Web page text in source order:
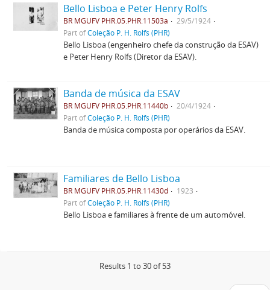
Bello Lisboa e Peter Henry Rolfs
BR MGUFV PHR.05.PHR.11503a
29/5/1924
Part ofColeção P. H. Rolfs (PHR)
Bello Lisboa (engenheiro chefe da construção da ESAV)
e Peter Henry Rolfs (Diretor da ESAV).
Banda de música da ESAV
BR MGUFV PHR.05.PHR.11440b
20/4/1924
Part ofColeção P. H. Rolfs (PHR)
Banda de música composta por operários da ESAV.
Familiares de Bello Lisboa
BR MGUFV PHR.05.PHR.11430d
1923
Part ofColeção P. H. Rolfs (PHR)
Bello Lisboa e familiares à frente de um automóvel.
Results 1 to 30 of 53